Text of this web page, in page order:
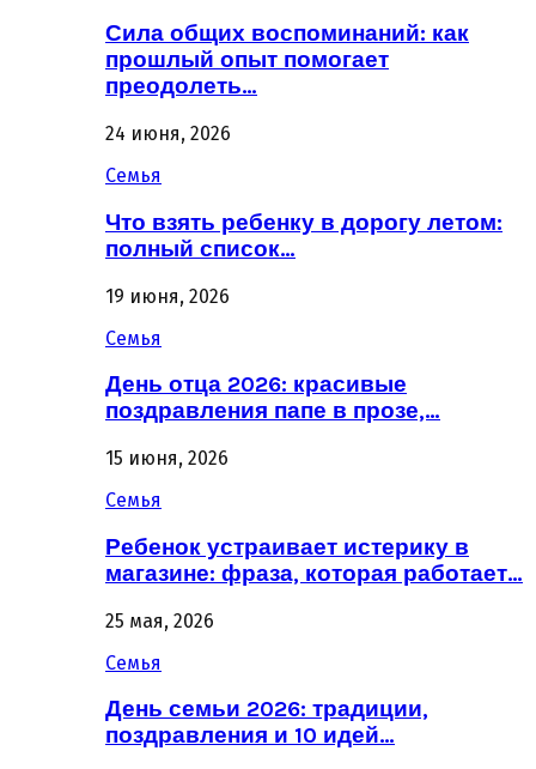
Сила общих воспоминаний: как
прошлый опыт помогает
преодолеть…
24 июня, 2026
Семья
Что взять ребенку в дорогу летом:
полный список…
19 июня, 2026
Семья
День отца 2026: красивые
поздравления папе в прозе,…
15 июня, 2026
Семья
Ребенок устраивает истерику в
магазине: фраза, которая работает…
25 мая, 2026
Семья
День семьи 2026: традиции,
поздравления и 10 идей…